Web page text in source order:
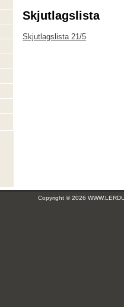
Skjutlagslista
Skjutlagslista 21/5
Copyright © 2026